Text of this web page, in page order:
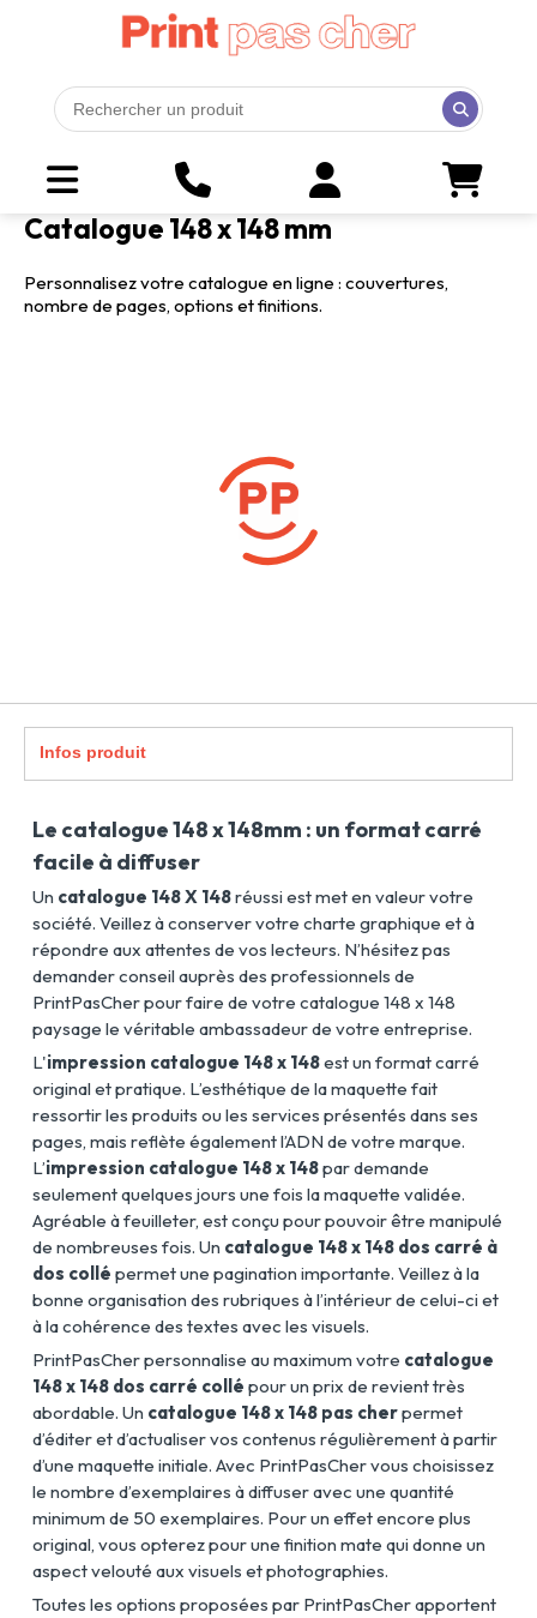
Catalogue 148 x 148 mm
Personnalisez votre catalogue en ligne : couvertures,
nombre de pages, options et finitions.
Infos produit
Le catalogue 148 x 148mm : un format carré
facile à diffuser
Un catalogue 148 X 148réussi est met en valeur votre
société. Veillez à conserver votre charte graphique et à
répondre aux attentes de vos lecteurs. N’hésitez pas
demander conseil auprès des professionnels de
PrintPasCher pour faire de votre catalogue 148 x 148
paysage le véritable ambassadeur de votre entreprise.
L'impression catalogue 148 x 148est un format carré
original et pratique. L’esthétique de la maquette fait
ressortir les produits ou les services présentés dans ses
pages, mais reflète également l’ADN de votre marque.
L’impression catalogue 148 x 148par demande
seulement quelques jours une fois la maquette validée.
Agréable à feuilleter, est conçu pour pouvoir être manipulé
de nombreuses fois. Un catalogue 148 x 148 dos carré à
dos collé permet une pagination importante. Veillez à la
bonne organisation des rubriques à l’intérieur de celui-ci et
à la cohérence des textes avec les visuels.
PrintPasCher personnalise au maximum votre catalogue
148 x 148 dos carré collé pour un prix de revient très
abordable. Un catalogue 148 x 148 pas cherpermet
d’éditer et d’actualiser vos contenus régulièrement à partir
d’une maquette initiale. Avec PrintPasCher vous choisissez
le nombre d’exemplaires à diffuser avec une quantité
minimum de 50 exemplaires. Pour un effet encore plus
original, vous opterez pour une finition mate qui donne un
aspect velouté aux visuels et photographies.
Toutes les options proposées par PrintPasCher apportent